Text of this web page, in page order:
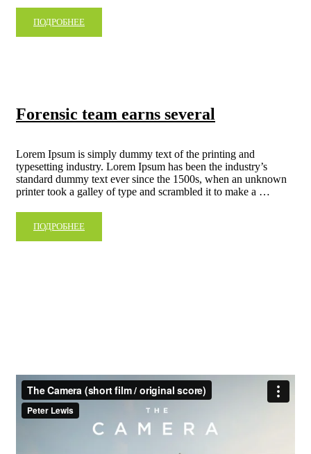
ПОДРОБНЕЕ
Forensic team earns several
Lorem Ipsum is simply dummy text of the printing and
typesetting industry. Lorem Ipsum has been the industry’s
standard dummy text ever since the 1500s, when an unknown
printer took a galley of type and scrambled it to make a …
ПОДРОБНЕЕ